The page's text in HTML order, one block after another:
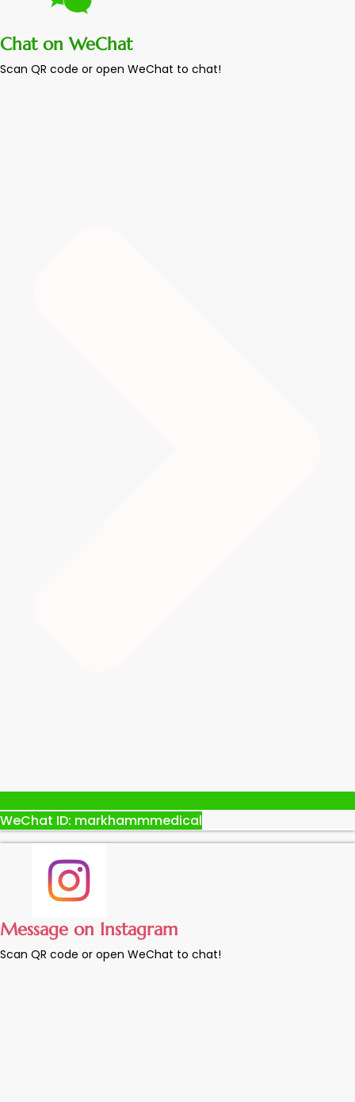
Chat on WeChat
Scan QR code or open WeChat to chat!
WeChat ID: markhammmedical
Message on Instagram
Scan QR code or open WeChat to chat!